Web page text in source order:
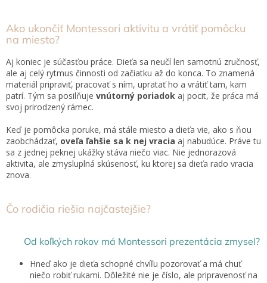
Ako ukončiť Montessori aktivitu a vrátiť pomôcku
na miesto?
Aj koniec je súčasťou práce. Dieťa sa neučí len samotnú zručnosť,
ale aj celý rytmus činnosti od začiatku až do konca. To znamená
materiál pripraviť, pracovať s ním, upratať ho a vrátiť tam, kam
patrí. Tým sa posilňuje vnútorný poriadok aj pocit, že práca má
svoj prirodzený rámec.
Keď je pomôcka poruke, má stále miesto a dieťa vie, ako s ňou
zaobchádzať, oveľa ľahšie sa k nej vracia aj nabudúce. Práve tu
sa z jednej peknej ukážky stáva niečo viac. Nie jednorazová
aktivita, ale zmysluplná skúsenosť, ku ktorej sa dieťa rado vracia
znova.
Čo rodičia riešia najčastejšie?
Od koľkých rokov má Montessori prezentácia zmysel?
Hneď ako je dieťa schopné chvíľu pozorovať a má chuť
niečo robiť rukami. Dôležité nie je číslo, ale pripravenosť na